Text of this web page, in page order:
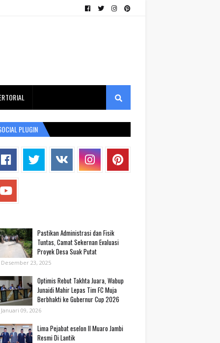
PLUGIN
Pastikan Administrasi dan Fisik
Tuntas, Camat Sekernan Evaluasi
Proyek Desa Suak Putat
Desember 23, 2025
Optimis Rebut Takhta Juara, Wabup
Junaidi Mahir Lepas Tim FC Muja
Berbhakti ke Gubernur Cup 2026
Januari 09, 2026
Lima Pejabat eselon II Muaro Jambi
Resmi Di Lantik